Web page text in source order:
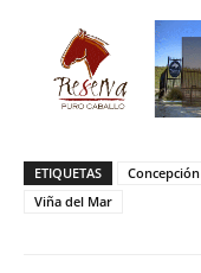
ETIQUETAS Concepción
Viña del Mar